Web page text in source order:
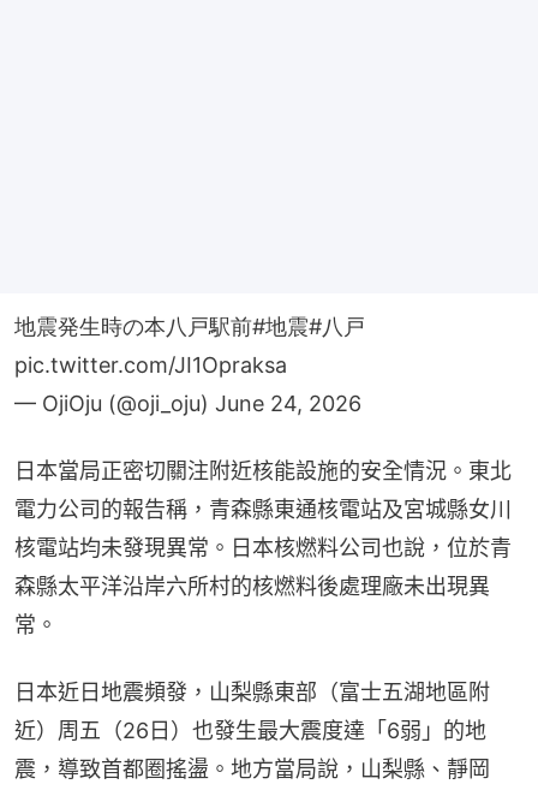
地震発生時の本八戸駅前#地震#八戸
pic.twitter.com/JI1Opraksa
— OjiOju (@oji_oju) June 24, 2026
日本當局正密切關注附近核能設施的安全情況。東北
電力公司的報告稱，青森縣東通核電站及宮城縣女川
核電站均未發現異常。日本核燃料公司也說，位於青
森縣太平洋沿岸六所村的核燃料後處理廠未出現異
常。
日本近日地震頻發，山梨縣東部（富士五湖地區附
近）周五（26日）也發生最大震度達「6弱」的地
震，導致首都圈搖盪。地方當局說，山梨縣、靜岡